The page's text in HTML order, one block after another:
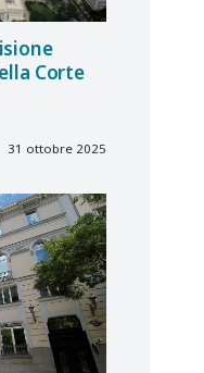
Corte
31 ottobre 2025